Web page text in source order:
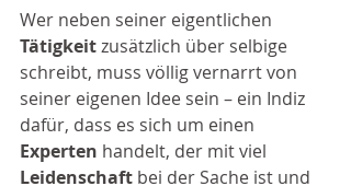
Wer neben seiner eigentlichen
Tätigkeit zusätzlich über selbige
schreibt, muss völlig vernarrt von
seiner eigenen Idee sein – ein Indiz
dafür, dass es sich um einen
Experten handelt, der mit viel
Leidenschaft bei der Sache ist und